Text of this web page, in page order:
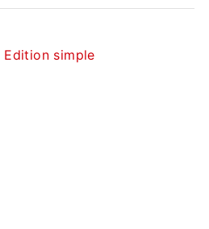
Edition simple